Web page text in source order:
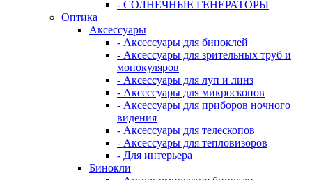
- СОЛНЕЧНЫЕ ГЕНЕРАТОРЫ
Оптика
Аксессуары
- Аксессуары для биноклей
- Аксессуары для зрительных труб и
монокуляров
- Аксессуары для луп и линз
- Аксессуары для микроскопов
- Аксессуары для приборов ночного
видения
- Аксессуары для телескопов
- Аксессуары для тепловизоров
- Для интерьера
Бинокли